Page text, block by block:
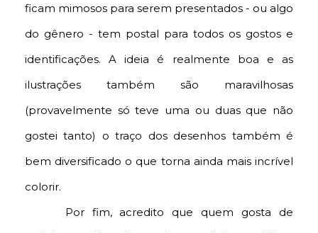
ficam mimosos para serem presentados - ou algo
do gênero - tem postal para todos os gostos e
identificações. A ideia é realmente boa e as
ilustrações também são maravilhosas
(provavelmente só teve uma ou duas que não
gostei tanto) o traço dos desenhos também é
bem diversificado o que torna ainda mais incrível
colorir.
Por fim, acredito que quem gosta de